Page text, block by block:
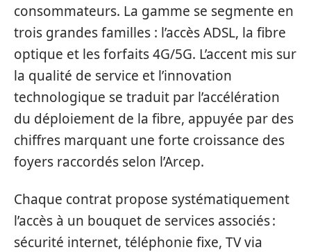
consommateurs. La gamme se segmente en
trois grandes familles : l’accès ADSL, la fibre
optique et les forfaits 4G/5G. L’accent mis sur
la qualité de service et l’innovation
technologique se traduit par l’accélération
du déploiement de la fibre, appuyée par des
chiffres marquant une forte croissance des
foyers raccordés selon l’Arcep.
Chaque contrat propose systématiquement
l’accès à un bouquet de services associés :
sécurité internet, téléphonie fixe, TV via